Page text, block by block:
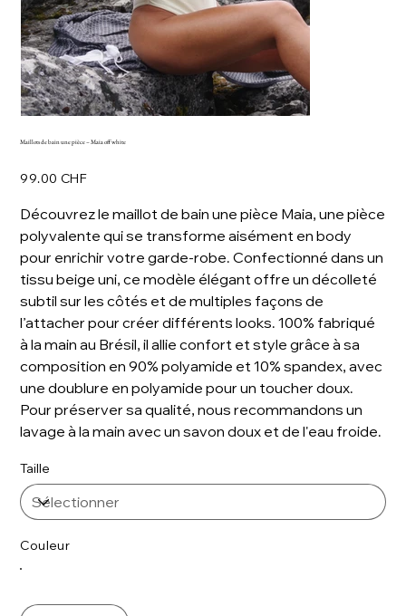
Maillots de bain une pièce – Maia off white
99.00 CHF
Découvrez le maillot de bain une pièce Maia, une pièce
polyvalente qui se transforme aisément en body
pour enrichir votre garde-robe. Confectionné dans un
tissu beige uni, ce modèle élégant offre un décolleté
subtil sur les côtés et de multiples façons de
l’attacher pour créer différents looks. 100% fabriqué
à la main au Brésil, il allie confort et style grâce à sa
composition en 90% polyamide et 10% spandex, avec
une doublure en polyamide pour un toucher doux.
Pour préserver sa qualité, nous recommandons un
lavage à la main avec un savon doux et de l'eau froide.
Taille
Couleur